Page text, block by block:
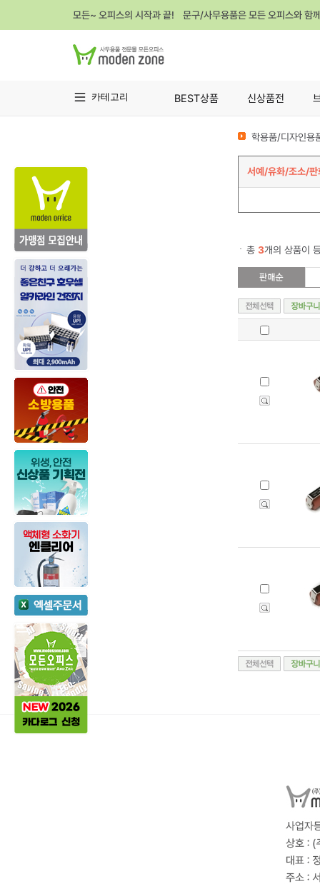
모든~ 오피스의 시작과 끝! 문구/사무용품은 모든 오피스와 함
카테고리 BEST상품 신상품전
학용품/디자인용
서예/유화/조소/판
총 3개의 상품이